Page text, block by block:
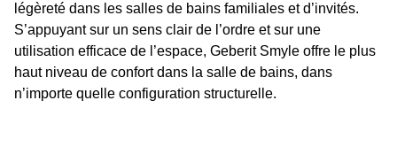
légèreté dans les salles de bains familiales et d’invités.
S’appuyant sur un sens clair de l’ordre et sur une
utilisation efficace de l’espace, Geberit Smyle offre le plus
haut niveau de confort dans la salle de bains, dans
n’importe quelle configuration structurelle.